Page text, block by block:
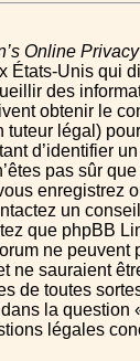
Online
États-Unis qui
des
obtenir le
tuteur légal)
d’identifier
pas sûr
enregistrez
un
que phpBB
ne peuvent
ne sauraient
de toutes
la question
légales